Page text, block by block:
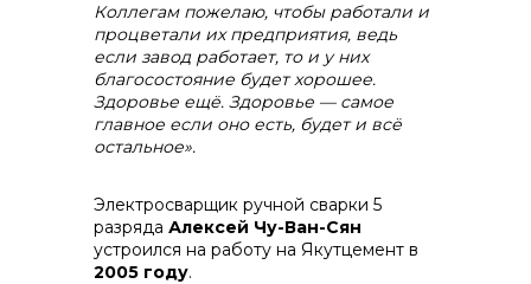
Коллегам пожелаю, чтобы работали и
процветали их предприятия, ведь
если завод работает, то и у них
благосостояние будет хорошее.
Здоровье ещё. Здоровье — самое
главное если оно есть, будет и всё
остальное».
Электросварщик ручной сварки 5
разряда Алексей Чу-Ван-Сян
устроился на работу на Якутцемент в
2005 году.